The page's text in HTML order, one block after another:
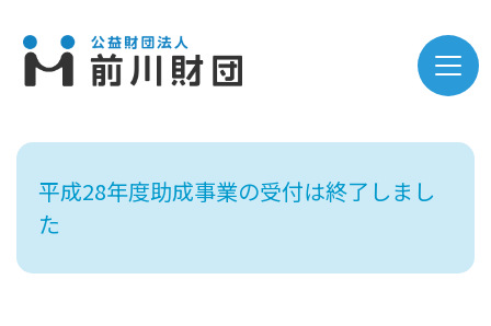
平成28年度助成事業の受付は終了しまし
た